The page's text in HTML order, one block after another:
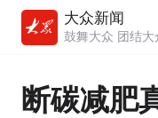
大众新闻
鼓舞大众 团结大
断碳减肥